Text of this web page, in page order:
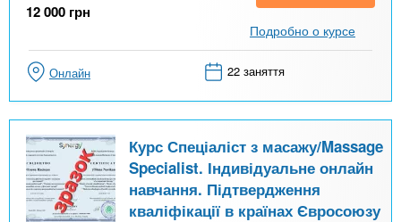
12 000 грн
Подробно о курсе
Онлайн 22 заняття
Курс Спеціаліст з масажу/Massage
Specialist. Індивідуальне онлайн
навчання. Підтвердження
кваліфікації в країнах Євросоюзу